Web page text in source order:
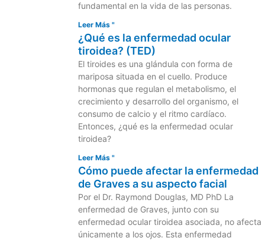
fundamental en la vida de las personas.
Leer Más "
¿Qué es la enfermedad ocular
tiroidea? (TED)
El tiroides es una glándula con forma de
mariposa situada en el cuello. Produce
hormonas que regulan el metabolismo, el
crecimiento y desarrollo del organismo, el
consumo de calcio y el ritmo cardíaco.
Entonces, ¿qué es la enfermedad ocular
tiroidea?
Leer Más "
Cómo puede afectar la enfermedad
de Graves a su aspecto facial
Por el Dr. Raymond Douglas, MD PhD La
enfermedad de Graves, junto con su
enfermedad ocular tiroidea asociada, no afecta
únicamente a los ojos. Esta enfermedad